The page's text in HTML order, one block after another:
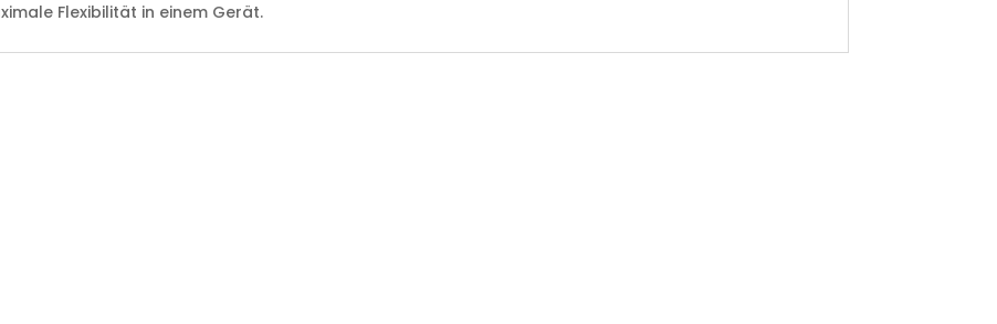
Flexibilität in einem Gerät.